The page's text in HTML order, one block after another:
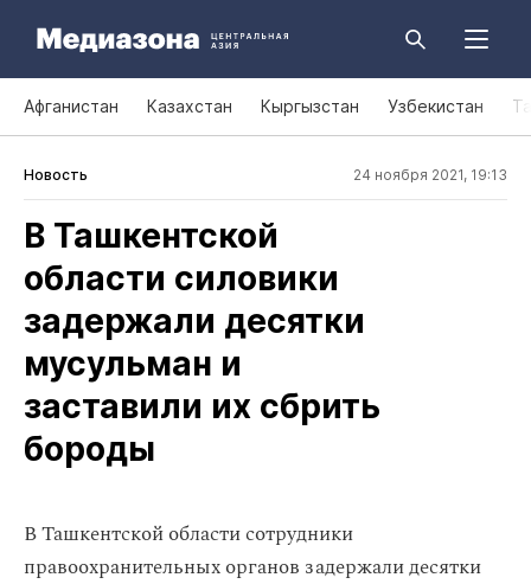
Афганистан Казахстан Кыргызстан Узбекистан
Новость 24 ноября 2021, 19:13
В Ташкентской
области силовики
задержали десятки
мусульман и
заставили их сбрить
бороды
В Ташкентской области сотрудники
правоохранительных органов задержали десятки